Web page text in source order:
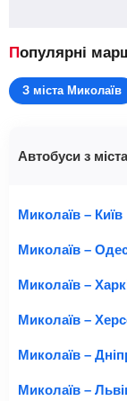
Популярні
З міста Миколаїв
Автобуси з
Миколаїв – Київ
Миколаїв –
Миколаїв –
Миколаїв –
Миколаїв –
Миколаїв –